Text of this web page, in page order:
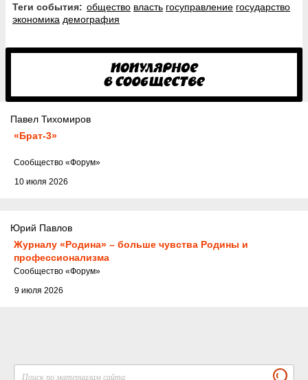
Теги события: общество власть госуправление государство
экономика демография
Павел Тихомиров
«Брат-3»
10 июля 2026
Cообщество «Форум»
Юрий Павлов
Журналу «Родина» – больше чувства Родины и
профессионализма
9 июля 2026
Cообщество «Форум»